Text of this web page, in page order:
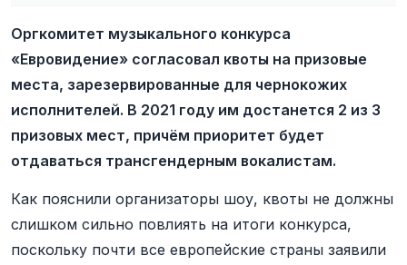
Оргкомитет музыкального конкурса
«Евровидение» согласовал квоты на призовые
места, зарезервированные для чернокожих
исполнителей. В 2021 году им достанется 2 из 3
призовых мест, причём приоритет будет
отдаваться трансгендерным вокалистам.
Как пояснили организаторы шоу, квоты не должны
слишком сильно повлиять на итоги конкурса,
поскольку почти все европейские страны заявили